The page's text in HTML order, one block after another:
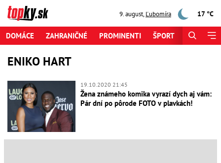
9. august,Ľubomíra 17 °C
DOMÁCE ZAHRANIČNÉ PROMINENTI ŠPORT
ENIKO HART
19.10.2020 21:45
Žena známeho komika vyrazí dych aj vám:
Pár dní po pôrode FOTO v plavkách!